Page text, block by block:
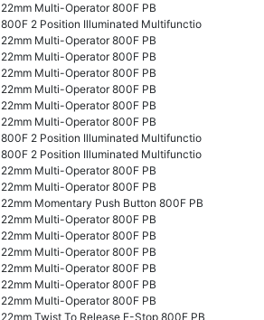
22mm Multi-Operator 800F PB
800F 2 Position Illuminated Multifunctio
22mm Multi-Operator 800F PB
22mm Multi-Operator 800F PB
22mm Multi-Operator 800F PB
22mm Multi-Operator 800F PB
22mm Multi-Operator 800F PB
22mm Multi-Operator 800F PB
800F 2 Position Illuminated Multifunctio
800F 2 Position Illuminated Multifunctio
22mm Multi-Operator 800F PB
22mm Multi-Operator 800F PB
22mm Momentary Push Button 800F PB
22mm Multi-Operator 800F PB
22mm Multi-Operator 800F PB
22mm Multi-Operator 800F PB
22mm Multi-Operator 800F PB
22mm Multi-Operator 800F PB
22mm Multi-Operator 800F PB
22mm Twist To Release E-Stop 800F PB